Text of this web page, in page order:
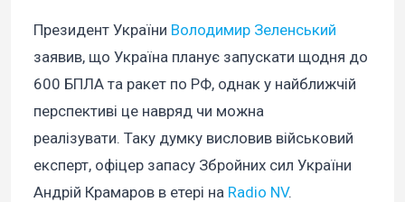
Президент України Володимир Зеленський
заявив, що Україна планує запускати щодня до
600 БПЛА та ракет по РФ, однак у найближчій
перспективі це навряд чи можна
реалізувати. Таку думку висловив військовий
експерт, офіцер запасу Збройних сил України
Андрій Крамаров в етері на Radio NV.